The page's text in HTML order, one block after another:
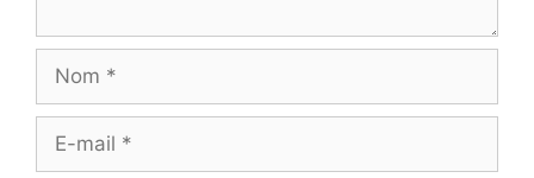
Nom